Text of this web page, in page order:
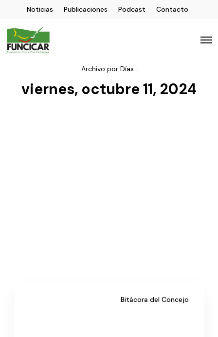
Noticias Publicaciones Podcast Contacto
Archivo por Días :
viernes, octubre 11, 2024
Bitácora del Concejo